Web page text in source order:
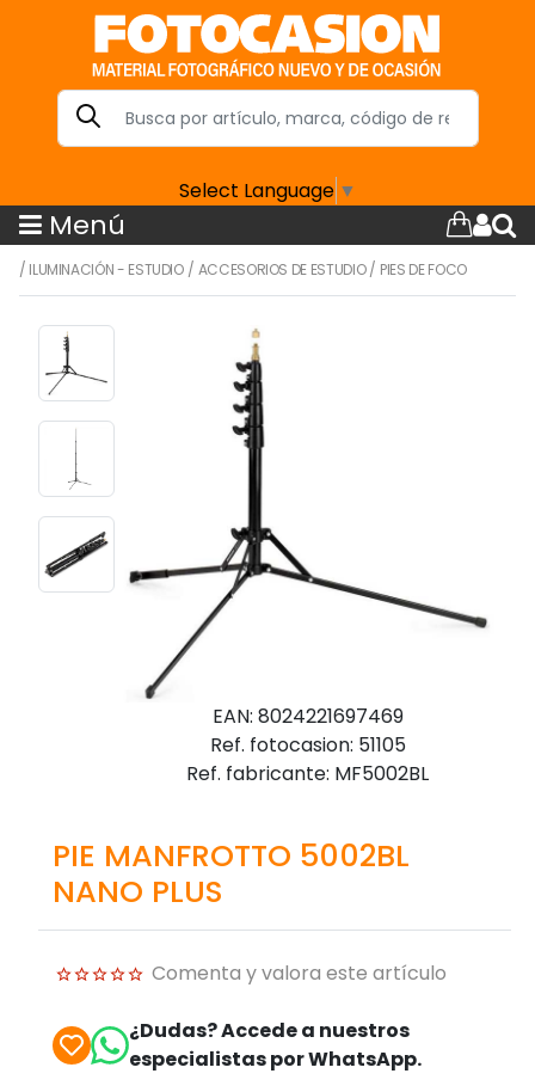
Select Language ▼
Menú
/ ILUMINACIÓN - ESTUDIO/ ACCESORIOS DE ESTUDIO/ PIES DE FOCO
EAN: 8024221697469
Ref. fotocasion: 51105
Ref. fabricante: MF5002BL
PIE MANFROTTO 5002BL
NANO PLUS
Comenta y valora este artículo
¿Dudas? Accede a nuestros
especialistas por WhatsApp.